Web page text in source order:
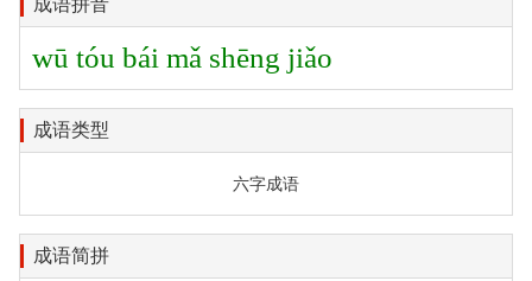
成语拼音
wū tóu bái mǎ shēng jiǎo
成语类型
六字成语
成语简拼